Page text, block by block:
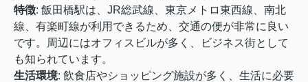
特徴: 飯田橋駅は、JR総武線、東京メトロ東西線、南北
線、有楽町線が利用できるため、交通の便が非常に良い
です。周辺にはオフィスビルが多く、ビジネス街として
も知られています。
生活環境: 飲食店やショッピング施設が多く、生活に必要